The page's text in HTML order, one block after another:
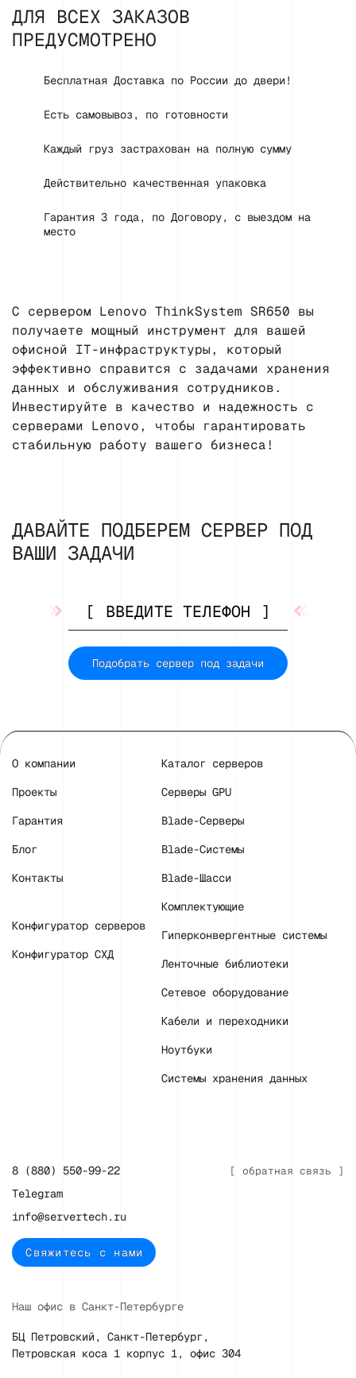
ДЛЯ ВСЕХ ЗАКАЗОВ
ПРЕДУСМОТРЕНО
Бесплатная Доставка по России до двери!
Есть самовывоз, по готовности
Каждый груз застрахован на полную сумму
Действительно качественная упаковка
Гарантия 3 года, по Договору, с выездом на
место
С сервером Lenovo ThinkSystem SR650 вы
получаете мощный инструмент для вашей
офисной IT-инфраструктуры, который
эффективно справится с задачами хранения
данных и обслуживания сотрудников.
Инвестируйте в качество и надежность с
серверами Lenovo, чтобы гарантировать
стабильную работу вашего бизнеса!
ДАВАЙТЕ ПОДБЕРЕМ СЕРВЕР ПОД
ВАШИ ЗАДАЧИ
Подобрать сервер под задачи
О компании
Проекты
Гарантия
Блог
Контакты
Конфигуратор серверов
Конфигуратор СХД
Каталог серверов
Серверы GPU
Blade-Серверы
Blade-Системы
Blade-Шасси
Комплектующие
Гиперконвергентные системы
Ленточные библиотеки
Сетевое оборудование
Кабели и переходники
Ноутбуки
Системы хранения данных
[ обратная связь ]
8 (880) 550-99-22
Telegram
info@servertech.ru
Свяжитесь с нами
Наш офис в Санкт-Петербурге
БЦ Петровский, Санкт-Петербург,
Петровская коса 1 корпус 1, офис 304